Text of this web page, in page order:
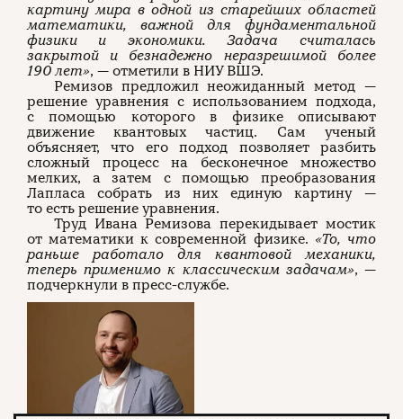
картину мира в одной из старейших областей
математики, важной для фундаментальной
физики и экономики. Задача считалась
закрытой и безнадежно неразрешимой более
190 лет», — отметили в НИУ ВШЭ.
Ремизов предложил неожиданный метод —
решение уравнения с использованием подхода,
с помощью которого в физике описывают
движение квантовых частиц. Сам ученый
объясняет, что его подход позволяет разбить
сложный процесс на бесконечное множество
мелких, а затем с помощью преобразования
Лапласа собрать из них единую картину —
то есть решение уравнения.
Труд Ивана Ремизова перекидывает мостик
от математики к современной физике. «То, что
раньше работало для квантовой механики,
теперь применимо к классическим задачам», —
подчеркнули в пресс-службе.